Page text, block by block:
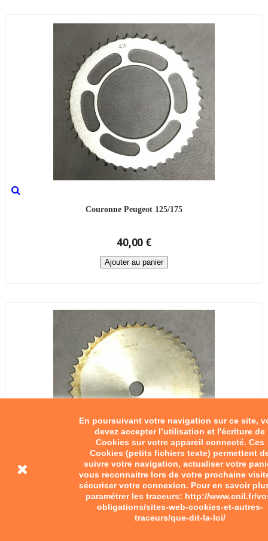
En poursuivant votre navigation sur ce site,
devez accepter l’utilisation et l'écriture de
Cookies sur votre appareil connecté. Ces
Cookies (petits fichiers texte) permettent
suivre votre navigation, actualiser votre
vous reconnaitre lors de votre prochaine
sécuriser votre connexion. Pour en savoir
paramétrer les traceurs: http://www.cnil.fr/
obligations/sites-web-cookies-et-autres-
traceurs/que-dit-la-loi/
Couronne Peugeot 125/175
40,00 €
Ajouter au panier
Couronne à usiner